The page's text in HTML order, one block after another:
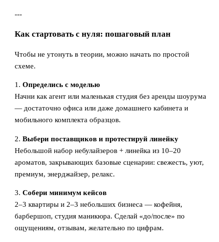
---
Как стартовать с нуля: пошаговый план
Чтобы не утонуть в теории, можно начать по простой
схеме.
1.Определись с моделью
Начни как агент или маленькая студия без аренды шоурума
— достаточно офиса или даже домашнего кабинета и
мобильного комплекта образцов.
2.Выбери поставщиков и протестируй линейку
Небольшой набор небулайзеров + линейка из 10–20
ароматов, закрывающих базовые сценарии: свежесть, уют,
премиум, энерджайзер, релакс.
3.Собери минимум кейсов
2–3 квартиры и 2–3 небольших бизнеса — кофейня,
барбершоп, студия маникюра. Сделай «до/после» по
ощущениям, отзывам, желательно по цифрам.